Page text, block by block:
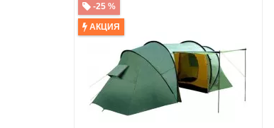
-25 %
АКЦИЯ